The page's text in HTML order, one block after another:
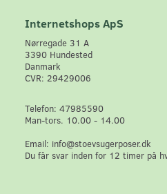
Internetshops ApS
Nørregade 31 A
3390 Hundested
Danmark
CVR: 29429006
Telefon: 47985590
Man-tors. 10.00 - 14.00
Email: info@stoevsugerposer.dk
Du får svar inden for 12 timer på